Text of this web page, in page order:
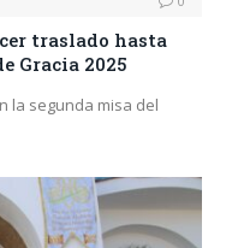
traslado hasta
Gracia 2025
la segunda misa del